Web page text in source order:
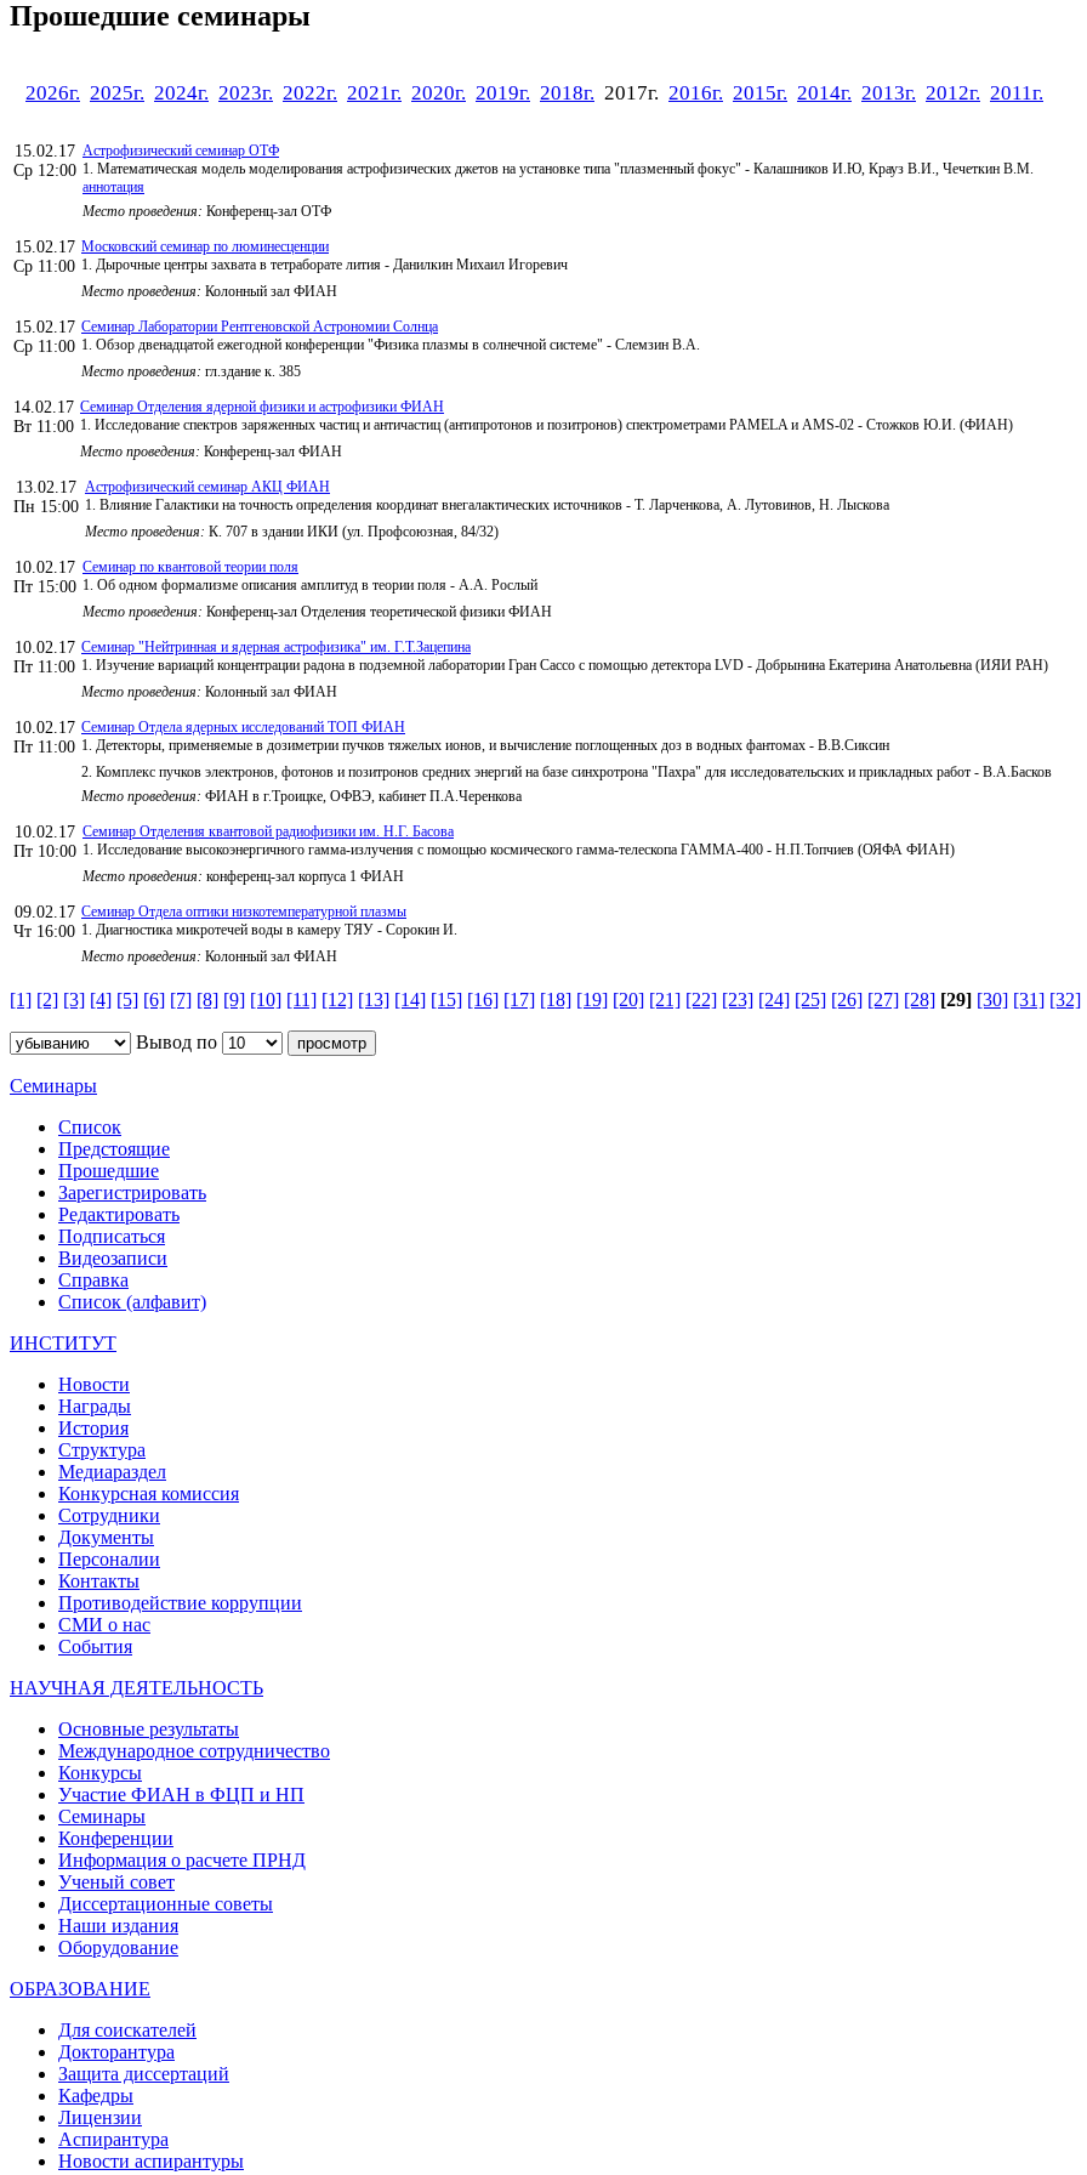
Прошедшие семинары
2026г. 2025г. 2024г. 2023г. 2022г. 2021г. 2020г. 2019г. 2018г. 2017г. 2016г. 2015г. 2014г. 2013г. 2012г. 2011г.
15.02.17
Ср 12:00
Астрофизический семинар ОТФ
1. Математическая модель моделирования астрофизических джетов на установке типа "плазменный фокус" - Калашников И.Ю, Крауз В.И., Чечеткин В.М.
аннотация
Место проведения: Конференц-зал ОТФ
15.02.17
Ср 11:00
Московский семинар по люминесценции
1. Дырочные центры захвата в тетраборате лития - Данилкин Михаил Игоревич
Место проведения: Колонный зал ФИАН
15.02.17
Ср 11:00
Семинар Лаборатории Рентгеновской Астрономии Солнца
1. Обзор двенадцатой ежегодной конференции "Физика плазмы в солнечной системе" - Слемзин В.А.
Место проведения: гл.здание к. 385
14.02.17
Вт 11:00
Семинар Отделения ядерной физики и астрофизики ФИАН
1. Исследование спектров заряженных частиц и античастиц (антипротонов и позитронов) спектрометрами PAMELA и АМS-02 - Стожков Ю.И. (ФИАН)
Место проведения: Конференц-зал ФИАН
13.02.17
Пн 15:00
Астрофизический семинар АКЦ ФИАН
1. Влияние Галактики на точность определения координат внегалактических источников - Т. Ларченкова, А. Лутовинов, Н. Лыскова
Место проведения: К. 707 в здании ИКИ (ул. Профсоюзная, 84/32)
10.02.17
Пт 15:00
Семинар по квантовой теории поля
1. Об одном формализме описания амплитуд в теории поля - А.А. Рослый
Место проведения: Конференц-зал Отделения теоретической физики ФИАН
10.02.17
Пт 11:00
Семинар "Нейтринная и ядерная астрофизика" им. Г.Т.Зацепина
1. Изучение вариаций концентрации радона в подземной лаборатории Гран Сассо с помощью детектора LVD - Добрынина Екатерина Анатольевна (ИЯИ РАН)
Место проведения: Колонный зал ФИАН
10.02.17
Пт 11:00
Семинар Отдела ядерных исследований ТОП ФИАН
1. Детекторы, применяемые в дозиметрии пучков тяжелых ионов, и вычисление поглощенных доз в водных фантомах - В.В.Сиксин
2. Комплекс пучков электронов, фотонов и позитронов средних энергий на базе синхротрона "Пахра" для исследовательских и прикладных работ - В.А.Басков
Место проведения: ФИАН в г.Троицке, ОФВЭ, кабинет П.А.Черенкова
10.02.17
Пт 10:00
Семинар Отделения квантовой радиофизики им. Н.Г. Басова
1. Исследование высокоэнергичного гамма-излучения с помощью космического гамма-телескопа ГАММА-400 - Н.П.Топчиев (ОЯФА ФИАН)
Место проведения: конференц-зал корпуса 1 ФИАН
09.02.17
Чт 16:00
Семинар Отдела оптики низкотемпературной плазмы
1. Диагностика микротечей воды в камеру ТЯУ - Сорокин И.
Место проведения: Колонный зал ФИАН
[1] [2] [3] [4] [5] [6] [7] [8] [9] [10] [11] [12] [13] [14] [15] [16] [17] [18] [19] [20] [21] [22] [23] [24] [25] [26] [27] [28] [29] [30] [31] [32]
Вывод по
Семинары
Список
Предстоящие
Прошедшие
Зарегистрировать
Редактировать
Подписаться
Видеозаписи
Справка
Список (алфавит)
ИНСТИТУТ
Новости
Награды
История
Структура
Медиараздел
Конкурсная комиссия
Сотрудники
Документы
Персоналии
Контакты
Противодействие коррупции
СМИ о нас
События
НАУЧНАЯ ДЕЯТЕЛЬНОСТЬ
Основные результаты
Международное сотрудничество
Конкурсы
Участие ФИАН в ФЦП и НП
Семинары
Конференции
Информация о расчете ПРНД
Ученый совет
Диссертационные советы
Наши издания
Оборудование
ОБРАЗОВАНИЕ
Для соискателей
Докторантура
Защита диссертаций
Кафедры
Лицензии
Аспирантура
Новости аспирантуры